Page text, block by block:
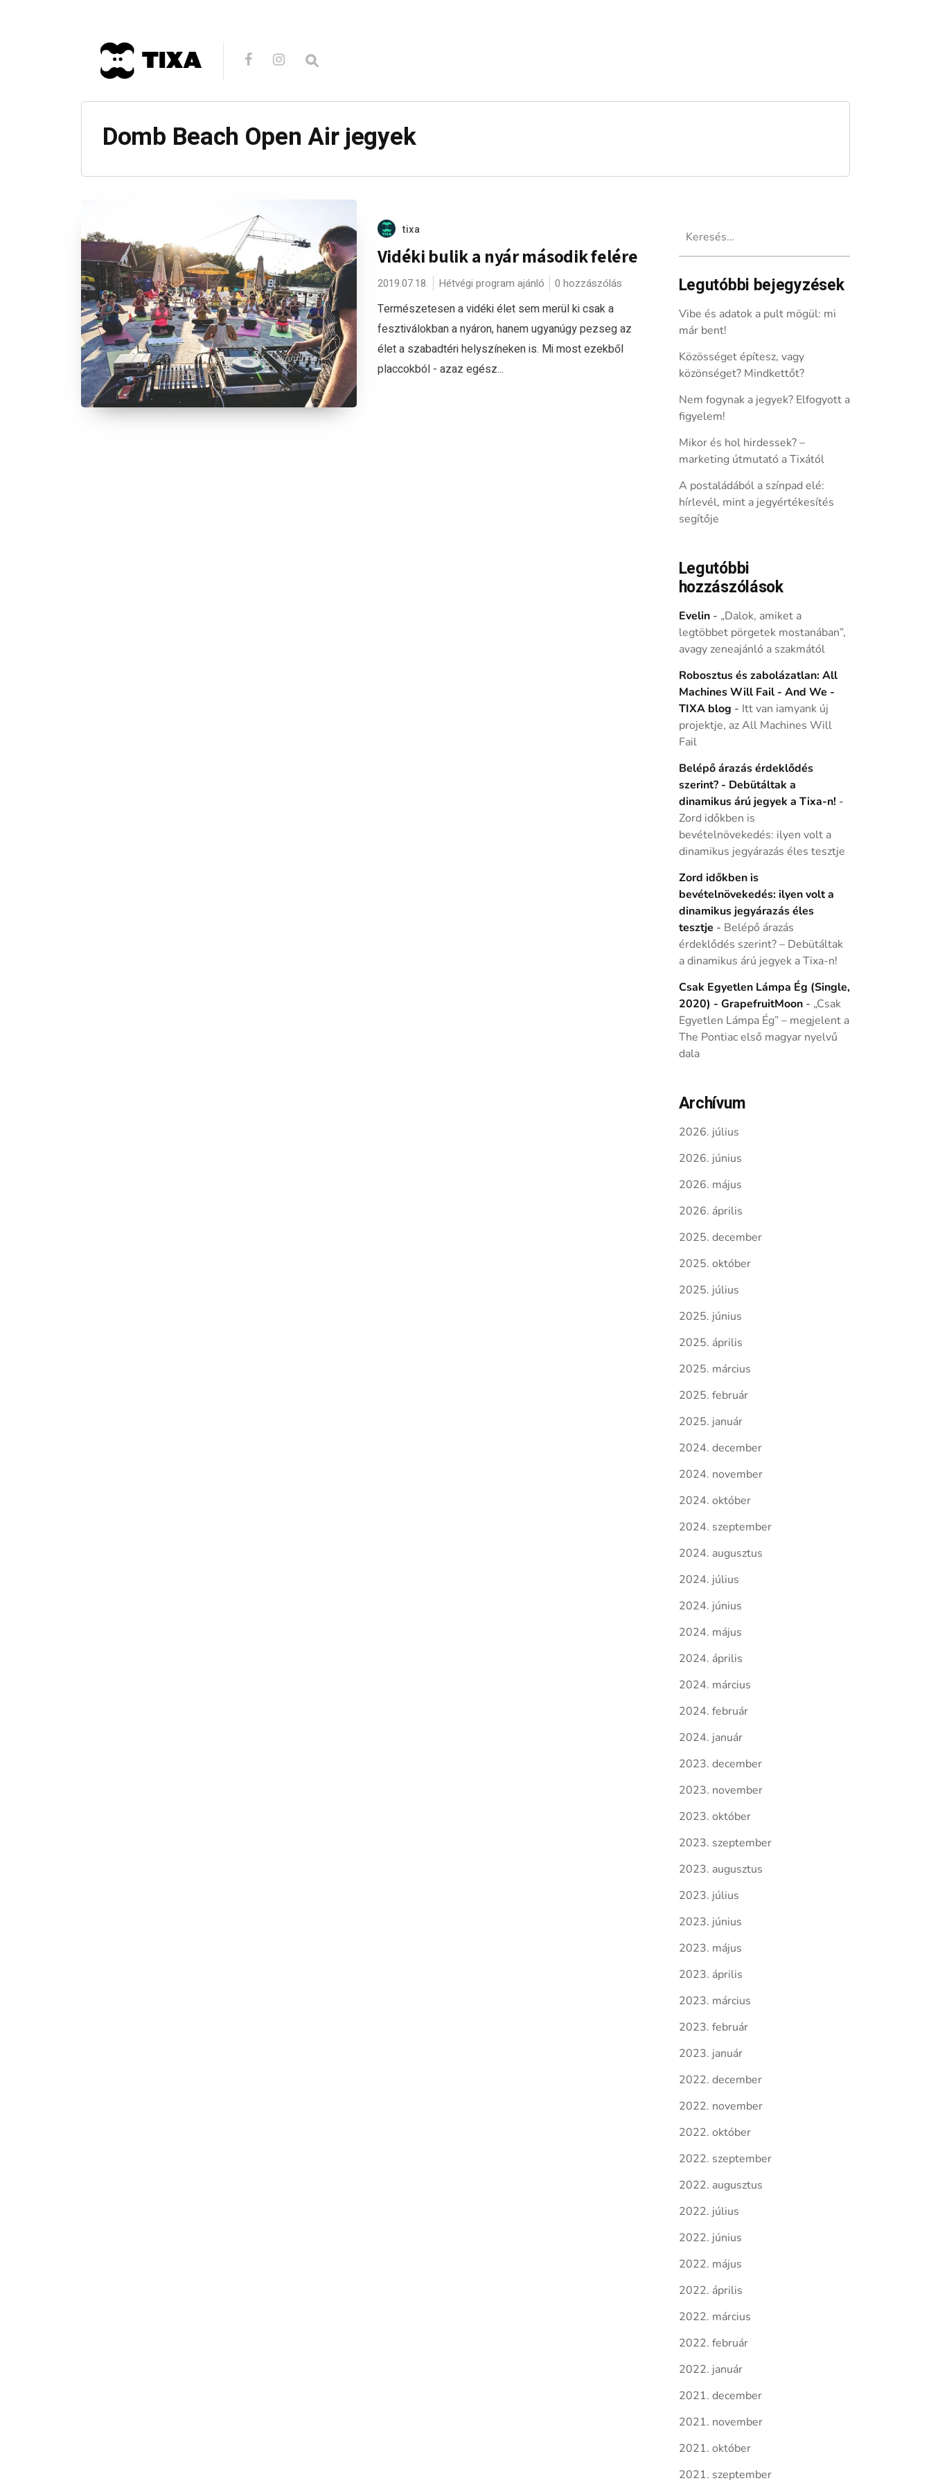
Domb Beach Open Air jegyek
tixa
Vidéki bulik a nyár második felére
2019.07.18. Hétvégi program ajánló 0 hozzászólás
Természetesen a vidéki élet sem merül ki csak a
fesztiválokban a nyáron, hanem ugyanúgy pezseg az
élet a szabadtéri helyszíneken is. Mi most ezekből
placcokból - azaz egész...
Legutóbbi bejegyzések
Vibe és adatok a pult mögül: mi
már bent!
Közösséget építesz, vagy
közönséget? Mindkettőt?
Nem fogynak a jegyek? Elfogyott a
figyelem!
Mikor és hol hirdessek? –
marketing útmutató a Tixától
A postaládából a színpad elé:
hírlevél, mint a jegyértékesítés
segítője
Legutóbbi
hozzászólások
Evelin- „Dalok, amiket a
legtöbbet pörgetek mostanában”,
avagy zeneajánló a szakmától
Robosztus és zabolázatlan: All
Machines Will Fail - And We -
TIXA blog - Itt van iamyank új
projektje, az All Machines Will
Fail
Belépő árazás érdeklődés
szerint? - Debütáltak a
dinamikus árú jegyek a Tixa-n! -
Zord időkben is
bevételnövekedés: ilyen volt a
dinamikus jegyárazás éles tesztje
Zord időkben is
bevételnövekedés: ilyen volt a
dinamikus jegyárazás éles
tesztje - Belépő árazás
érdeklődés szerint? – Debütáltak
a dinamikus árú jegyek a Tixa-n!
Csak Egyetlen Lámpa Ég (Single,
2020) - GrapefruitMoon- „Csak
Egyetlen Lámpa Ég” – megjelent a
The Pontiac első magyar nyelvű
dala
Archívum
2026. július
2026. június
2026. május
2026. április
2025. december
2025. október
2025. július
2025. június
2025. április
2025. március
2025. február
2025. január
2024. december
2024. november
2024. október
2024. szeptember
2024. augusztus
2024. július
2024. június
2024. május
2024. április
2024. március
2024. február
2024. január
2023. december
2023. november
2023. október
2023. szeptember
2023. augusztus
2023. július
2023. június
2023. május
2023. április
2023. március
2023. február
2023. január
2022. december
2022. november
2022. október
2022. szeptember
2022. augusztus
2022. július
2022. június
2022. május
2022. április
2022. március
2022. február
2022. január
2021. december
2021. november
2021. október
2021. szeptember